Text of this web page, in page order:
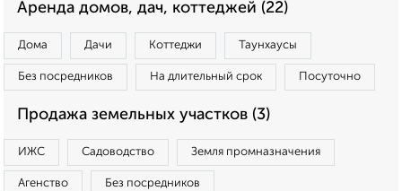
Аренда домов, дач, коттеджей (22)
Дома Дачи Коттеджи Таунхаусы
Без посредников На длительный срок Посуточно
Продажа земельных участков (3)
ИЖС Садоводство Земля промназначения
Агенство Без посредников